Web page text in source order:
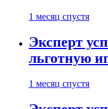
1 месяц спустя
Эксперт
льготную
1 месяц спустя